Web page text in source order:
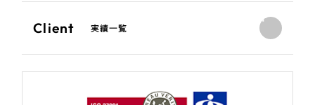
Client 実績一覧